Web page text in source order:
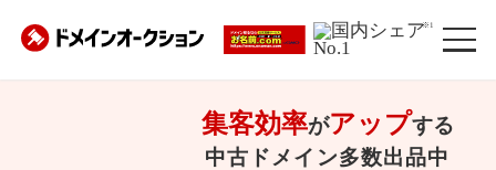
※1
集客効率がアップする
中古ドメイン多数出品中